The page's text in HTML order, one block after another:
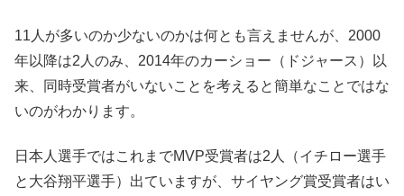
11人が多いのか少ないのかは何とも言えませんが、2000
年以降は2人のみ、2014年のカーショー（ドジャース）以
来、同時受賞者がいないことを考えると簡単なことではな
いのがわかります。
日本人選手ではこれまでMVP受賞者は2人（イチロー選手
と大谷翔平選手）出ていますが、サイヤング賞受賞者はい